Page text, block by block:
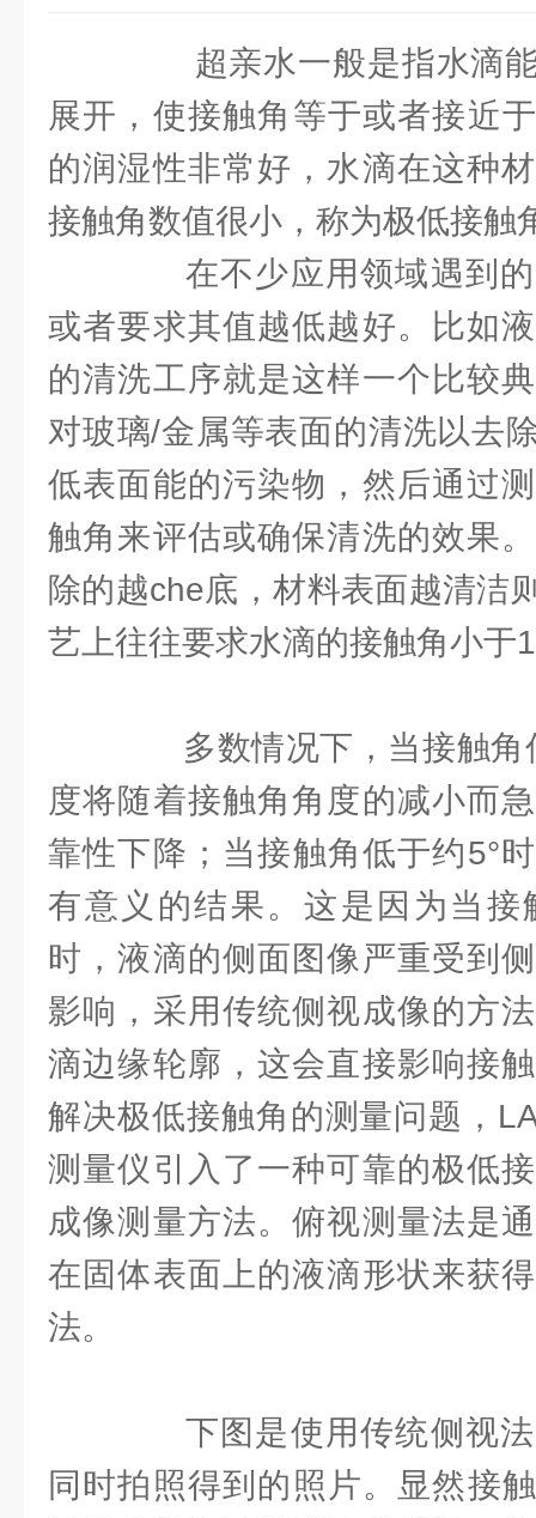
超亲水一般是指水滴能
展开，使接触角等于或者接近
的润湿性非常好，水滴在这种
接触角数值很小，称为极低接触
在不少应用领域遇到的
或者要求其值越低越好。比如
的清洗工序就是这样一个比较
对玻璃/金属等表面的清洗以去
低表面能的污染物，然后通过
触角来评估或确保清洗的效果
除的越che底，材料表面越清洁
艺上往往要求水滴的接触角小于
多数情况下，当接触角
度将随着接触角角度的减小而
靠性下降；当接触角低于约5°
有意义的结果。这是因为当接
时，液滴的侧面图像严重受到
影响，采用传统侧视成像的方
滴边缘轮廓，这会直接影响接
解决极低接触角的测量问题，
测量仪引入了一种可靠的极低
成像测量方法。俯视测量法是
在固体表面上的液滴形状来获
法。
下图是使用传统侧视法
同时拍照得到的照片。显然接